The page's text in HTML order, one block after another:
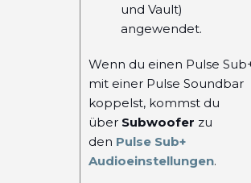
und Vault)
angewendet.
Wenn du einen Pulse
mit einer Pulse Soundbar
koppelst, kommst du
über Subwoofer zu
den Pulse Sub+
Audioeinstellungen.